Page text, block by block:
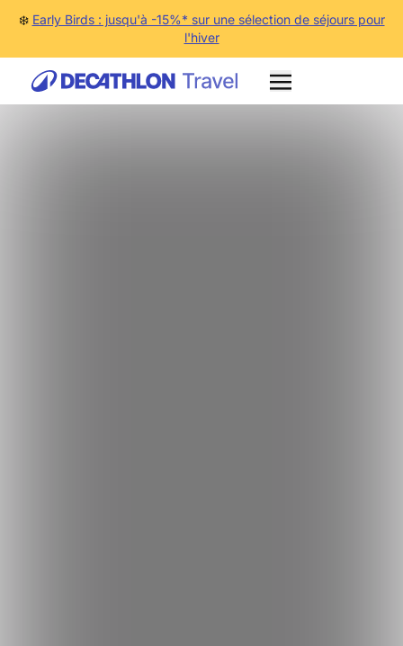
❄️ Early Birds : jusqu'à -15%* sur une sélection de séjours pour
l'hiver